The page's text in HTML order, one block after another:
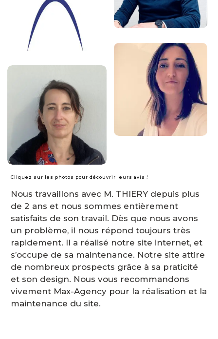
Cliquez sur les photos pour découvrir leurs avis !
Nous travaillons avec M. THIERY depuis plus
de 2 ans et nous sommes entièrement
satisfaits de son travail. Dès que nous avons
un problème, il nous répond toujours très
rapidement. Il a réalisé notre site internet, et
s’occupe de sa maintenance. Notre site attire
de nombreux prospects grâce à sa praticité
et son design. Nous vous recommandons
vivement Max-Agency pour la réalisation et la
maintenance du site.